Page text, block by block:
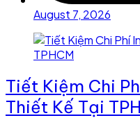
August 7, 2026
Tiết Kiệm Chi
Thiết Kế Tại